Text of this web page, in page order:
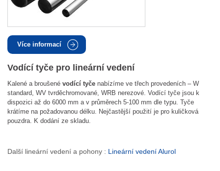
Více informací
Vodící tyče pro lineární vedení
Kalené a broušené vodící tyče nabízíme ve třech provedeních – W
standard, WV tvrděchromované, WRB nerezové. Vodící tyče jsou k
dispozici až do 6000 mm a v průměrech 5-100 mm dle typu. Tyče
krátíme na požadovanou délku. Nejčastější použití je pro kuličková
pouzdra. K dodání ze skladu.
Další lineární vedení a pohony : Lineární vedení Alurol